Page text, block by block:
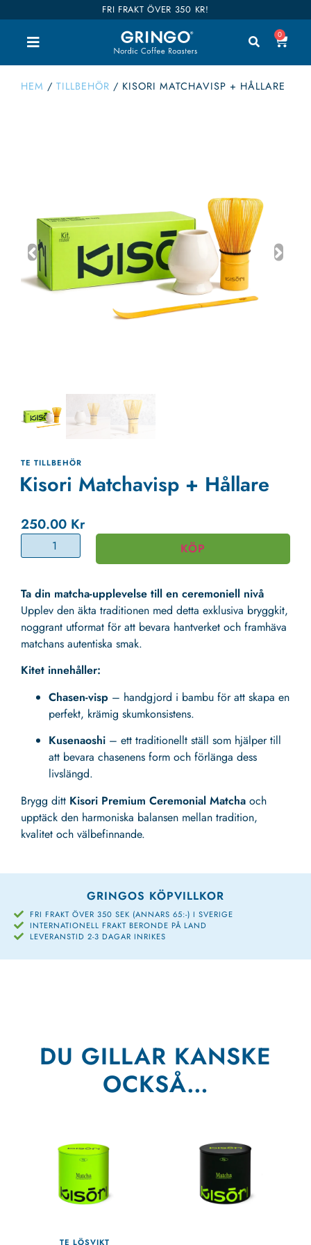
FRI FRAKT ÖVER 350 KR!
0
HEM / TILLBEHÖR / KISORI MATCHAVISP + HÅLLARE
TE TILLBEHÖR
Kisori Matchavisp + Hållare
250.00 Kr
KÖP
Ta din matcha-upplevelse till en ceremoniell nivå
Upplev den äkta traditionen med detta exklusiva bryggkit,
noggrant utformat för att bevara hantverket och framhäva
matchans autentiska smak.
Kitet innehåller:
Chasen-visp – handgjord i bambu för att skapa en
perfekt, krämig skumkonsistens.
Kusenaoshi – ett traditionellt ställ som hjälper till
att bevara chasenens form och förlänga dess
livslängd.
Brygg ditt Kisori Premium Ceremonial Matcha och
upptäck den harmoniska balansen mellan tradition,
kvalitet och välbefinnande.
GRINGOS KÖPVILLKOR
FRI FRAKT ÖVER 350 SEK (ANNARS 65:-) I SVERIGE
INTERNATIONELL FRAKT BERONDE PÅ LAND
LEVERANSTID 2-3 DAGAR INRIKES
DU GILLAR KANSKE
OCKSÅ…
TE LÖSVIKT